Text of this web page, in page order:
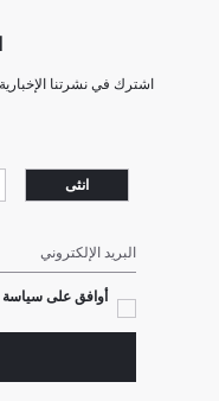
اشترك في نشرتنا الإخبارية واحصل
انثى
البريد الإلكتروني
أوافق على سياسة